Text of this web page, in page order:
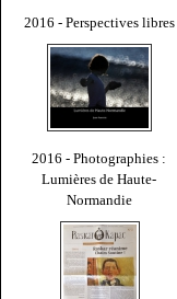
2016 - Perspectives libres
2016 - Photographies :
Lumières de Haute-
Normandie